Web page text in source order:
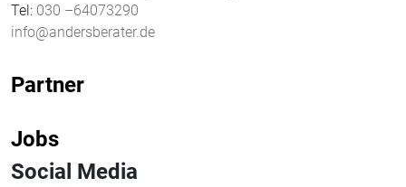
Tel: 030 –64073290
info@andersberater.de
Partner
Jobs
Social Media